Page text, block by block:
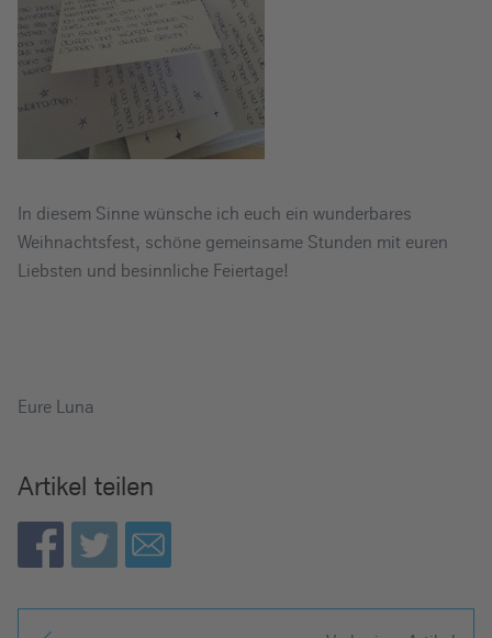
In diesem Sinne wünsche ich euch ein wunderbares
Weihnachtsfest, schöne gemeinsame Stunden mit euren
Liebsten und besinnliche Feiertage!
Eure Luna
Artikel teilen